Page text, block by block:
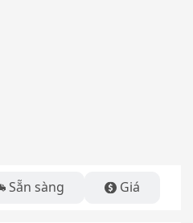
Sẵn sàng Giá